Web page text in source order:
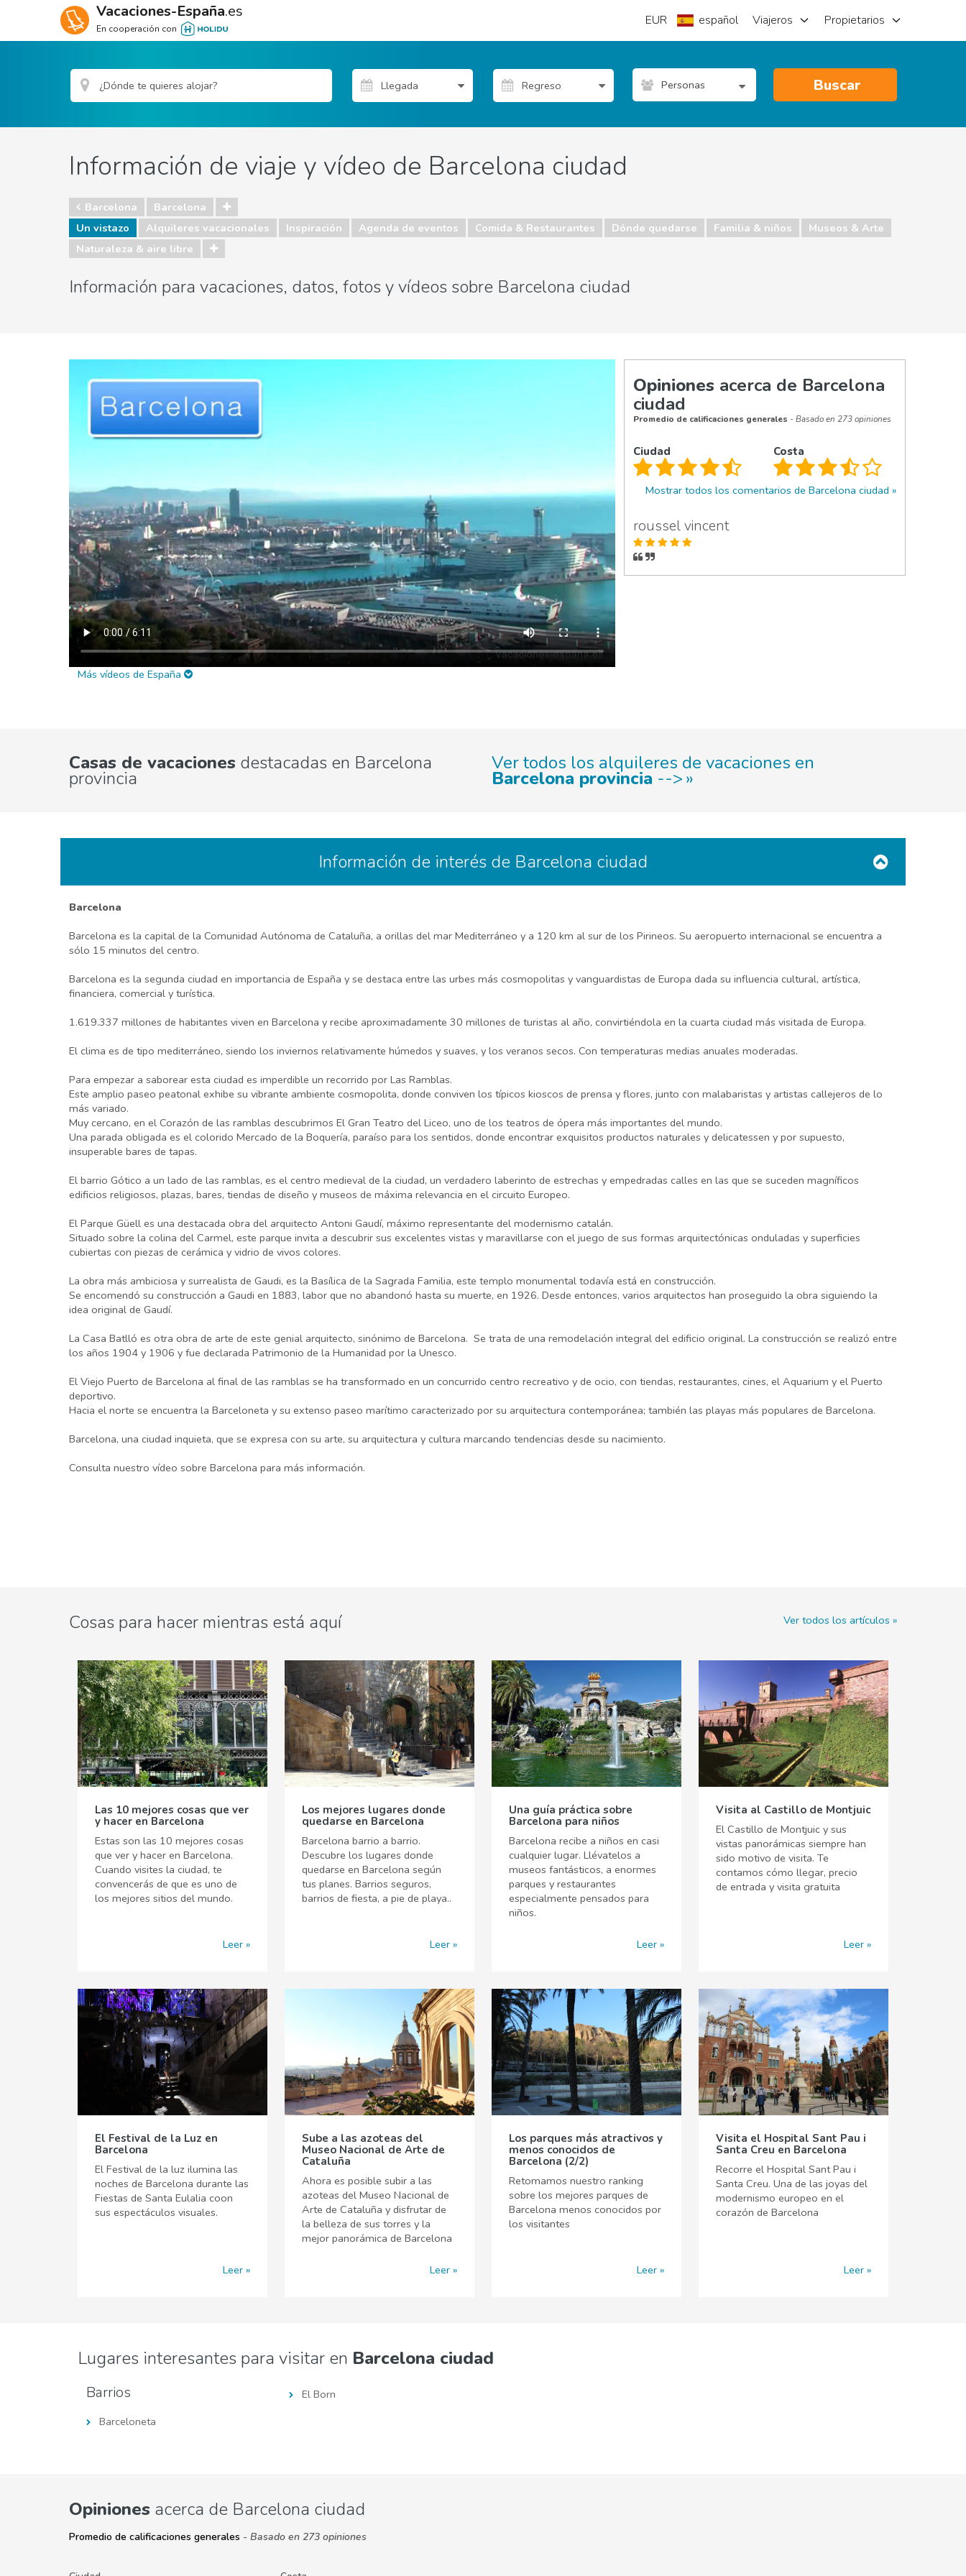
Vacaciones-España.es
En cooperación con
EUR español Viajeros Propietarios
Personas Buscar
Información de viaje y vídeo de Barcelona ciudad
Barcelona
Barcelona
Un vistazo
Alquileres vacacionales Inspiración Agenda de eventos Comida & Restaurantes Dónde quedarse Familia & niños
Museos & Arte
Naturaleza & aire libre
Información para vacaciones, datos, fotos y vídeos sobre Barcelona ciudad
Más vídeos de España
Opiniones acerca de Barcelona
ciudad
Promedio de calificaciones generales - Basado en 273 opiniones
Ciudad Costa
Mostrar todos los comentarios de Barcelona ciudad
roussel vincent
Casas de vacaciones destacadas en Barcelona
provincia
Ver todos los alquileres de vacaciones en
Barcelona provincia -->
Información de interés de Barcelona ciudad
Barcelona
Barcelona es la capital de la Comunidad Autónoma de Cataluña, a orillas del mar Mediterráneo y a 120 km al sur de los Pirineos. Su aeropuerto internacional se encuentra a
sólo 15 minutos del centro.
Barcelona es la segunda ciudad en importancia de España y se destaca entre las urbes más cosmopolitas y vanguardistas de Europa dada su influencia cultural, artística,
financiera, comercial y turística.
1.619.337 millones de habitantes viven en Barcelona y recibe aproximadamente 30 millones de turistas al año, convirtiéndola en la cuarta ciudad más visitada de Europa.
El clima es de tipo mediterráneo, siendo los inviernos relativamente húmedos y suaves, y los veranos secos. Con temperaturas medias anuales moderadas.
Para empezar a saborear esta ciudad es imperdible un recorrido por Las Ramblas.
Este amplio paseo peatonal exhibe su vibrante ambiente cosmopolita, donde conviven los típicos kioscos de prensa y flores, junto con malabaristas y artistas callejeros de lo
más variado.
Muy cercano, en el Corazón de las ramblas descubrimos El Gran Teatro del Liceo, uno de los teatros de ópera más importantes del mundo.
Una parada obligada es el colorido Mercado de la Boquería, paraíso para los sentidos, donde encontrar exquisitos productos naturales y delicatessen y por supuesto,
insuperable bares de tapas.
El barrio Gótico a un lado de las ramblas, es el centro medieval de la ciudad, un verdadero laberinto de estrechas y empedradas calles en las que se suceden magníficos
edificios religiosos, plazas, bares, tiendas de diseño y museos de máxima relevancia en el circuito Europeo.
El Parque Güell es una destacada obra del arquitecto Antoni Gaudí, máximo representante del modernismo catalán.
Situado sobre la colina del Carmel, este parque invita a descubrir sus excelentes vistas y maravillarse con el juego de sus formas arquitectónicas onduladas y superficies
cubiertas con piezas de cerámica y vidrio de vivos colores.
La obra más ambiciosa y surrealista de Gaudi, es la Basílica de la Sagrada Familia, este templo monumental todavía está en construcción.
Se encomendó su construcción a Gaudi en 1883, labor que no abandonó hasta su muerte, en 1926. Desde entonces, varios arquitectos han proseguido la obra siguiendo la
idea original de Gaudí.
La Casa Batlló es otra obra de arte de este genial arquitecto, sinónimo de Barcelona. Se trata de una remodelación integral del edificio original. La construcción se realizó entre
los años 1904 y 1906 y fue declarada Patrimonio de la Humanidad por la Unesco.
El Viejo Puerto de Barcelona al final de las ramblas se ha transformado en un concurrido centro recreativo y de ocio, con tiendas, restaurantes, cines, el Aquarium y el Puerto
deportivo.
Hacia el norte se encuentra la Barceloneta y su extenso paseo marítimo caracterizado por su arquitectura contemporánea; también las playas más populares de Barcelona.
Barcelona, una ciudad inquieta, que se expresa con su arte, su arquitectura y cultura marcando tendencias desde su nacimiento.
Consulta nuestro vídeo sobre Barcelona para más información.
Cosas para hacer mientras está aquí Ver todos los artículos
Las 10 mejores cosas que ver
y hacer en Barcelona
Estas son las 10 mejores cosas
que ver y hacer en Barcelona.
Cuando visites la ciudad, te
convencerás de que es uno de
los mejores sitios del mundo.
Los mejores lugares donde
quedarse en Barcelona
Barcelona barrio a barrio.
Descubre los lugares donde
quedarse en Barcelona según
tus planes. Barrios seguros,
barrios de fiesta, a pie de playa..
Una guía práctica sobre
Barcelona para niños
Barcelona recibe a niños en casi
cualquier lugar. Llévatelos a
museos fantásticos, a enormes
parques y restaurantes
especialmente pensados para
niños.
Visita al Castillo de Montjuic
El Castillo de Montjuic y sus
vistas panorámicas siempre han
sido motivo de visita. Te
contamos cómo llegar, precio
de entrada y visita gratuita
Leer Leer Leer Leer
El Festival de la Luz en
Barcelona
El Festival de la luz ilumina las
noches de Barcelona durante las
Fiestas de Santa Eulalia coon
sus espectáculos visuales.
Sube a las azoteas del
Museo Nacional de Arte de
Cataluña
Ahora es posible subir a las
azoteas del Museo Nacional de
Arte de Cataluña y disfrutar de
la belleza de sus torres y la
mejor panorámica de Barcelona
Los parques más atractivos y
menos conocidos de
Barcelona (2/2)
Retomamos nuestro ranking
sobre los mejores parques de
Barcelona menos conocidos por
los visitantes
Visita el Hospital Sant Pau i
Santa Creu en Barcelona
Recorre el Hospital Sant Pau i
Santa Creu. Una de las joyas del
modernismo europeo en el
corazón de Barcelona
Leer Leer Leer Leer
Lugares interesantes para visitar en Barcelona ciudad
Barrios
Barceloneta
El Born
Opiniones acerca de Barcelona ciudad
Promedio de calificaciones generales - Basado en 273 opiniones